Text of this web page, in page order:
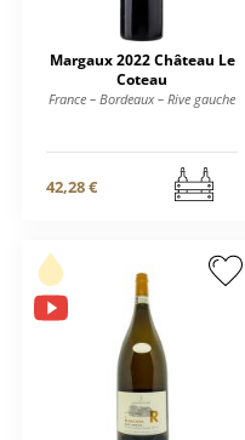
Margaux 2022 Château Le
Coteau
France – Bordeaux – Rive gauche
42,28 €